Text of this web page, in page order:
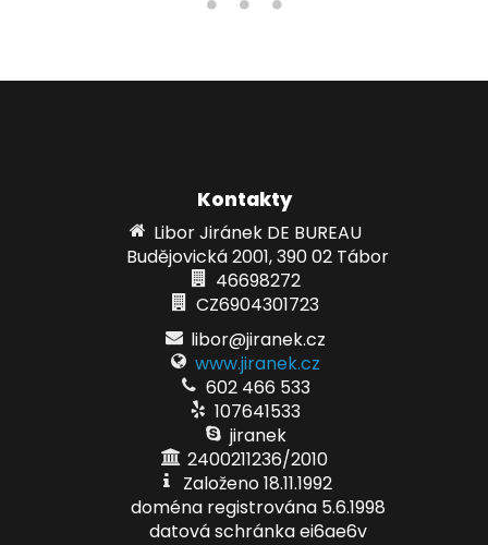
Kontakty
Libor Jiránek DE BUREAU
Budějovická 2001, 390 02 Tábor
46698272
CZ6904301723
libor@jiranek.cz
www.jiranek.cz
602 466 533
107641533
jiranek
2400211236/2010
Založeno 18.11.1992
doména registrována 5.6.1998
datová schránka ei6ae6v